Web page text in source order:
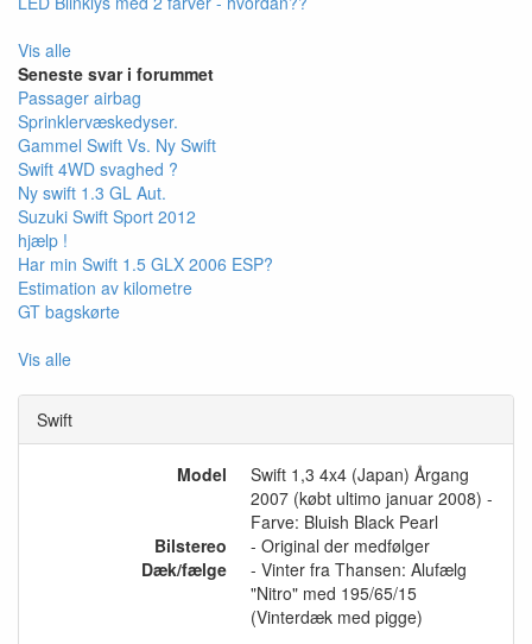
Vis alle
Seneste svar i forummet
Passager airbag
Sprinklervæskedyser.
Gammel Swift Vs. Ny Swift
Swift 4WD svaghed ?
Ny swift 1.3 GL Aut.
Suzuki Swift Sport 2012
hjælp !
Har min Swift 1.5 GLX 2006 ESP?
Estimation av kilometre
GT bagskørte
Vis alle
Swift
Model
Swift 1,3 4x4 (Japan) Årgang
2007 (købt ultimo januar 2008) -
Farve: Bluish Black Pearl
Bilstereo
- Original der medfølger
Dæk/fælge
- Vinter fra Thansen: Alufælg
"Nitro" med 195/65/15
(Vinterdæk med pigge)